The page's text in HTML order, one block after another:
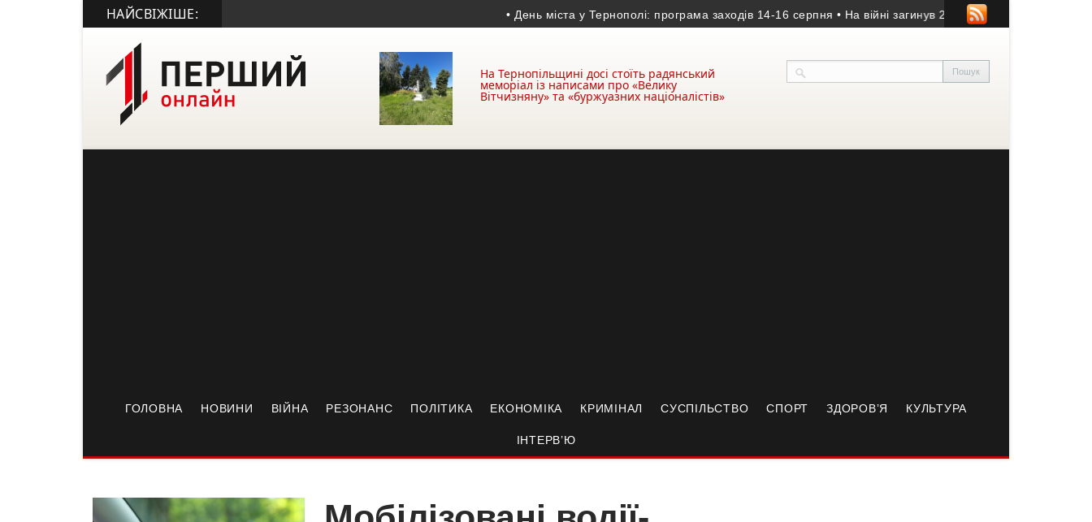
НАЙСВІЖІШЕ: • День міста у Тернополі: програма заходів 14-16 серпня • На війні загинув 20-річний оператор БпЛА із
На Тернопільщині досі стоїть радянський
меморіал із написами про «Велику
Вітчизняну» та «буржуазних націоналістів»
ГОЛОВНА НОВИНИ ВІЙНА РЕЗОНАНС ПОЛІТИКА ЕКОНОМІКА КРИМІНАЛ СУСПІЛЬСТВО СПОРТ ЗДОРОВ’Я КУЛЬТУРА
ІНТЕРВ’Ю